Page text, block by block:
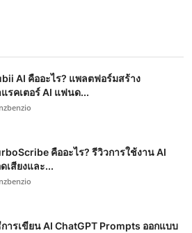
AI คืออะไร? แพลตฟอร์มสร้าง
รคเตอร์ AI แฟนด...
คืออะไร? รีวิวการใช้งาน AI
เสียงและ...
ารเขียน AI ChatGPT Prompts ออกแบบ